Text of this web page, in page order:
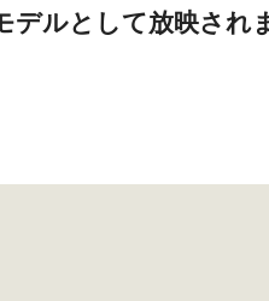
デルとして放映され